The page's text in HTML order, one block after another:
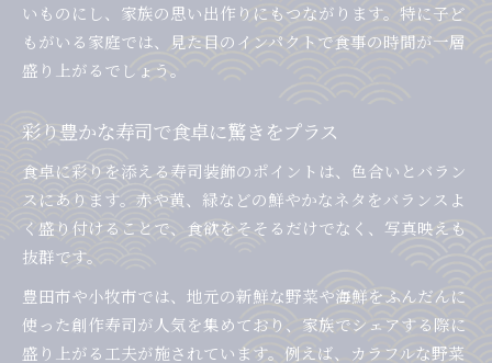
いものにし、家族の思い出作りにもつながります。特に子ど
もがいる家庭では、見た目のインパクトで食事の時間が一層
盛り上がるでしょう。
彩り豊かな寿司で食卓に驚きをプラス
食卓に彩りを添える寿司装飾のポイントは、色合いとバラン
スにあります。赤や黄、緑などの鮮やかなネタをバランスよ
く盛り付けることで、食欲をそそるだけでなく、写真映えも
抜群です。
豊田市や小牧市では、地元の新鮮な野菜や海鮮をふんだんに
使った創作寿司が人気を集めており、家族でシェアする際に
盛り上がる工夫が施されています。例えば、カラフルな野菜